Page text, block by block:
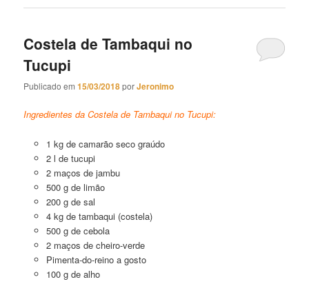
Costela de Tambaqui no
Tucupi
Publicado em15/03/2018porJeronimo
Ingredientes da Costela de Tambaqui no Tucupi:
1 kg de camarão seco graúdo
2 l de tucupi
2 maços de jambu
500 g de limão
200 g de sal
4 kg de tambaqui (costela)
500 g de cebola
2 maços de cheiro-verde
Pimenta-do-reino a gosto
100 g de alho